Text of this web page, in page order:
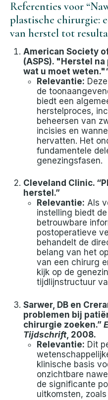
Referenties voor
plastische chirurgie:
van herstel tot
American Society
(ASPS). "Herstel
wat u moet
Relevantie:
de
biedt een
herstelproces,
beheersen van
incisies en
hervatten. Het
fundamentele
genezingsfasen.
Cleveland Clinic.
herstel.”
Relevantie: Als
instelling biedt
betrouwbare
postoperatieve
behandelt de
belang van het
van een chirurg
kijk op de
tijdlijnstructuur
Sarwer, DB en
problemen bij
chirurgie zoeken.”
Tijdschrift, 2008.
Relevantie: Dit
klinische basis
onzichtbare
de significante
uitkomsten,